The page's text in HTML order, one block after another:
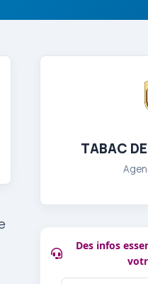
TABAC
Des infos